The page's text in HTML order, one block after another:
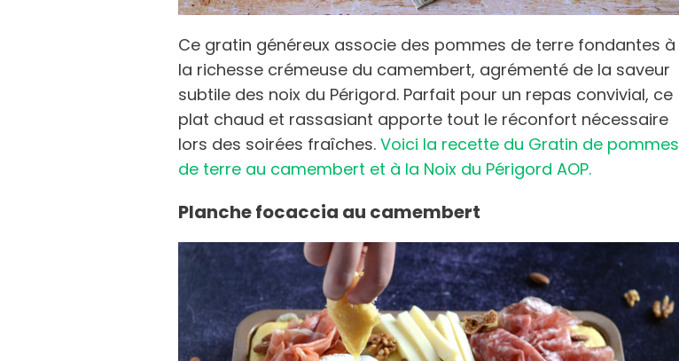
Ce gratin généreux associe des pommes de terre fondantes à
la richesse crémeuse du camembert, agrémenté de la saveur
subtile des noix du Périgord. Parfait pour un repas convivial, ce
plat chaud et rassasiant apporte tout le réconfort nécessaire
lors des soirées fraîches.Voici la recette du Gratin de pommes
de terre au camembert et à la Noix du Périgord AOP.
Planche focaccia au camembert